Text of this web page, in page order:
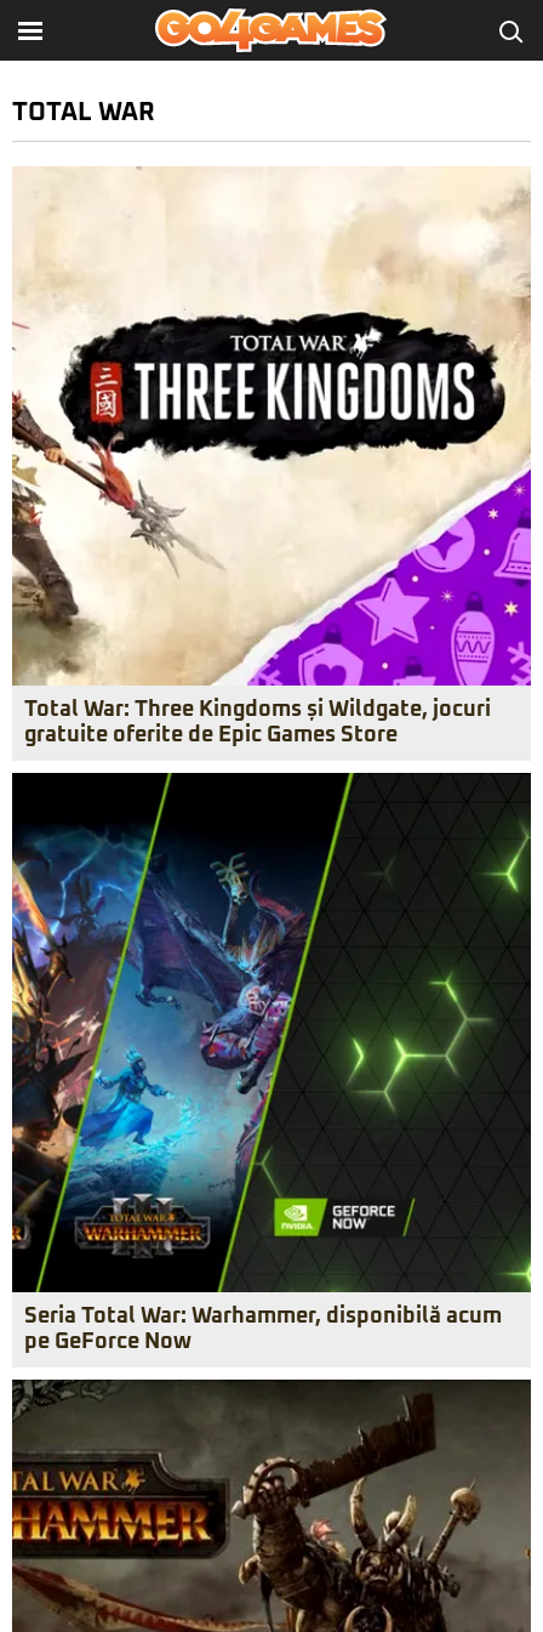
TOTAL WAR
Total War: Three Kingdoms și Wildgate, jocuri
gratuite oferite de Epic Games Store
Seria Total War: Warhammer, disponibilă acum
pe GeForce Now